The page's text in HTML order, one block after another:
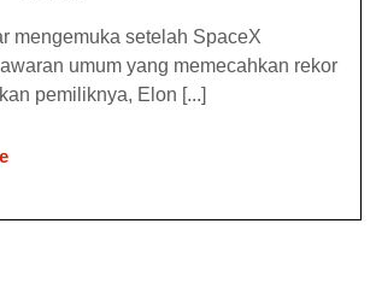
mengemuka setelah SpaceX
umum yang memecahkan rekor
pemiliknya, Elon [...]